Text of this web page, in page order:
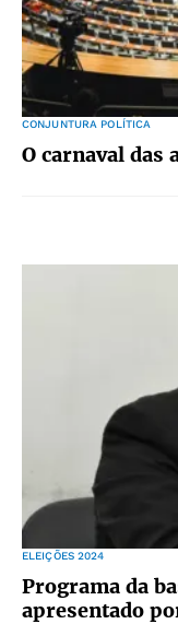
CONJUNTURA POLÍTICA
O carnaval das
ELEIÇÕES 2024
Programa da
apresentado